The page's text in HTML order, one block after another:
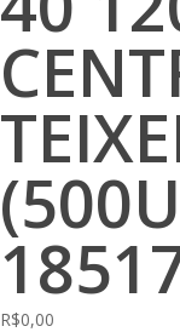
R$0,00